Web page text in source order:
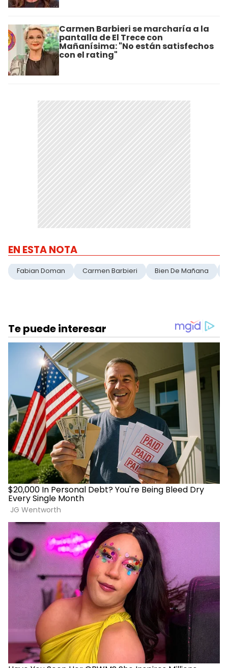
Carmen Barbieri se marcharía a la
pantalla de El Trece con
Mañanísima: "No están satisfechos
con el rating"
EN ESTA NOTA
Fabian Doman Carmen Barbieri Bien De Mañana